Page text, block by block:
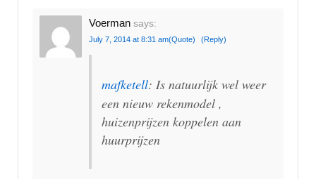
Voerman says:
July 7, 2014 at 8:31 am(Quote) (Reply)
mafketell: Is natuurlijk wel weer
een nieuw rekenmodel ,
huizenprijzen koppelen aan
huurprijzen